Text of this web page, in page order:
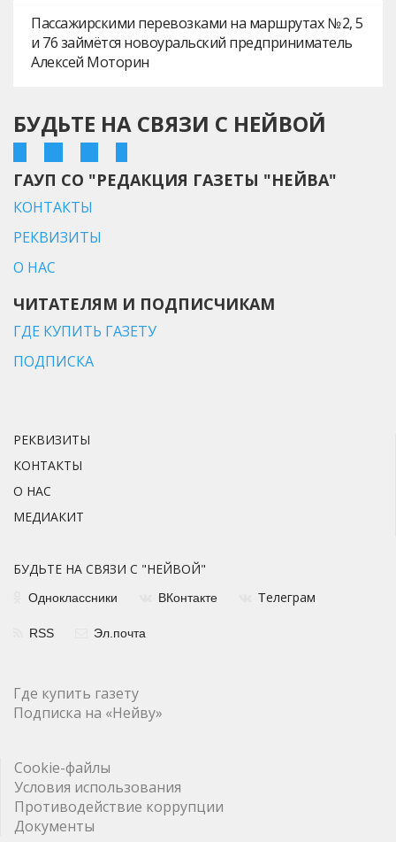
Пассажирскими перевозками на маршрутах № 2, 5
и 76 займётся новоуральский предприниматель
Алексей Моторин
БУДЬТЕ НА СВЯЗИ С НЕЙВОЙ
ГАУП СО "РЕДАКЦИЯ ГАЗЕТЫ "НЕЙВА"
КОНТАКТЫ
РЕКВИЗИТЫ
О НАС
ЧИТАТЕЛЯМ И ПОДПИСЧИКАМ
ГДЕ КУПИТЬ ГАЗЕТУ
ПОДПИСКА
РЕКВИЗИТЫ
КОНТАКТЫ
О НАС
МЕДИАКИТ
БУДЬТЕ НА СВЯЗИ С "НЕЙВОЙ"
Одноклассники ВКонтакте Телеграм
RSS Эл.почта
Где купить газету
Подписка на «Нейву»
Cookie-файлы
Условия использования
Противодействие коррупции
Документы